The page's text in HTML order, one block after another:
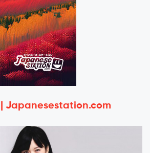
Japanesestation.com